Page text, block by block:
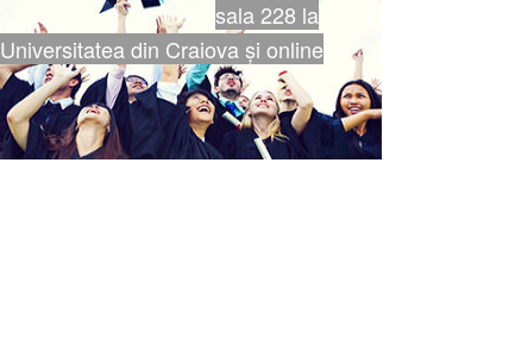
sala 228 la
Universitatea din Craiova și online